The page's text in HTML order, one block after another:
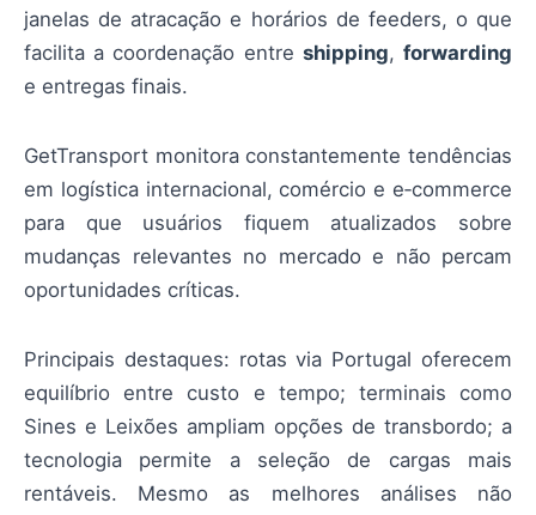
janelas de atracação e horários de feeders, o que
facilita a coordenação entre shipping,forwarding
e entregas finais.
GetTransport monitora constantemente tendências
em logística internacional, comércio e e‑commerce
para que usuários fiquem atualizados sobre
mudanças relevantes no mercado e não percam
oportunidades críticas.
Principais destaques: rotas via Portugal oferecem
equilíbrio entre custo e tempo; terminais como
Sines e Leixões ampliam opções de transbordo; a
tecnologia permite a seleção de cargas mais
rentáveis. Mesmo as melhores análises não